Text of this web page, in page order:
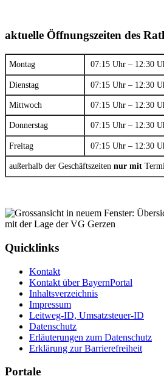
aktuelle Öffnungszeiten des
Montag 07:15 Uhr – 12:30
Dienstag 07:15 Uhr – 12:30
Mittwoch 07:15 Uhr – 12:30
Donnerstag 07:15 Uhr – 12:30
Freitag 07:15 Uhr – 12:30
außerhalb der Geschäftszeiten nur mit
Quicklinks
Kontakt
Kontakt über BayernPortal
Inhaltsverzeichnis
Impressum
Leitweg-ID, Umsatzsteuer-ID
Datenschutz
Erläuterungen zum Datenschutz
Erklärung zur Barrierefreiheit
Portale